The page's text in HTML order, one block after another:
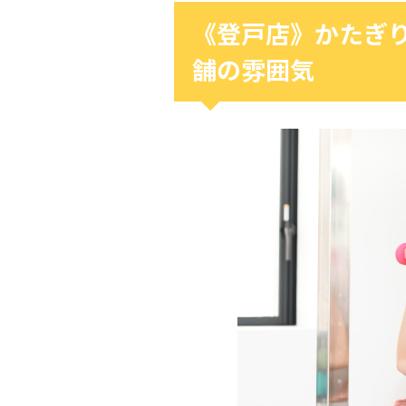
《登戸店》かた
舗の雰囲気